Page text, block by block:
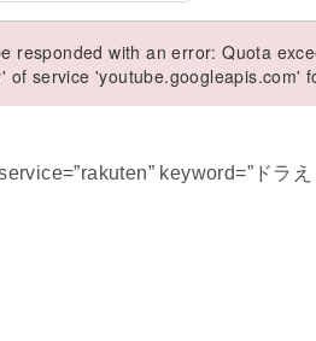
responded with an error: Quota
of service 'youtube.googleapis.com'
keyword=”ドラ